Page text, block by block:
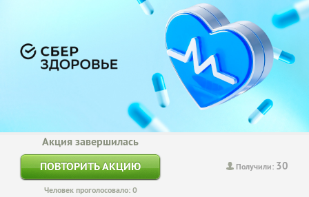
Получили: 30
Акция завершилась
ПОВТОРИТЬ АКЦИЮ
Человек проголосовало: 0